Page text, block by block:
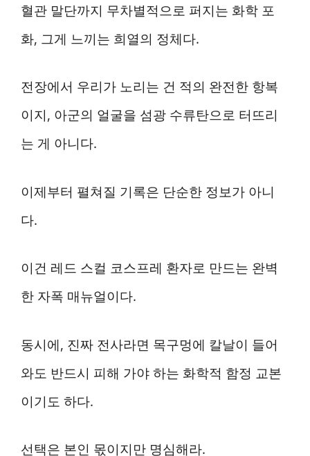
혈관 말단까지 무차별적으로 퍼지는 화학 포
화, 그게 느끼는 희열의 정체다.
전장에서 우리가 노리는 건 적의 완전한 항복
이지, 아군의 얼굴을 섬광 수류탄으로 터뜨리
는 게 아니다.
이제부터 펼쳐질 기록은 단순한 정보가 아니
다.
이건 레드 스컬 코스프레 환자로 만드는 완벽
한 자폭 매뉴얼이다.
동시에, 진짜 전사라면 목구멍에 칼날이 들어
와도 반드시 피해 가야 하는 화학적 함정 교본
이기도 하다.
선택은 본인 몫이지만 명심해라.